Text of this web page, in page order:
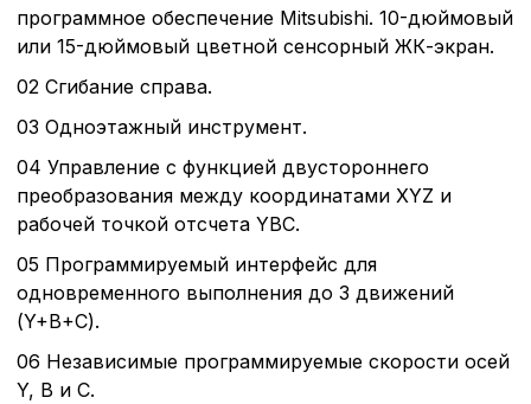
программное обеспечение Mitsubishi. 10-дюймовый
или 15-дюймовый цветной сенсорный ЖК-экран.
02 Сгибание справа.
03 Одноэтажный инструмент.
04 Управление с функцией двустороннего
преобразования между координатами XYZ и
рабочей точкой отсчета YBC.
05 Программируемый интерфейс для
одновременного выполнения до 3 движений
(Y+B+C).
06 Независимые программируемые скорости осей
Y, B и C.